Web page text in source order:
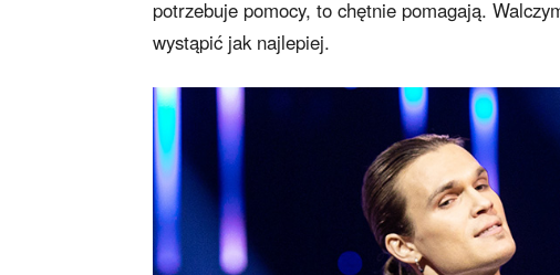
potrzebuje pomocy, to chętnie pomagają.
wystąpić jak najlepiej.